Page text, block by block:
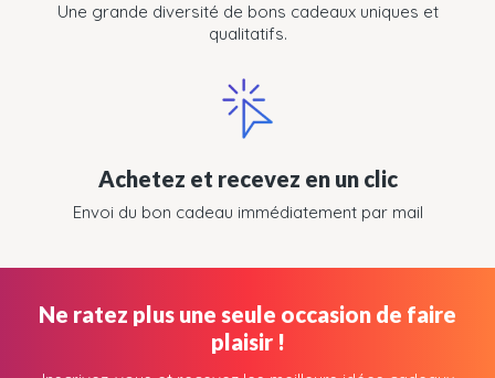
Une grande diversité de bons cadeaux uniques et
qualitatifs.
Achetez et recevez en un clic
Envoi du bon cadeau immédiatement par mail
Ne ratez plus une seule occasion de faire
plaisir !